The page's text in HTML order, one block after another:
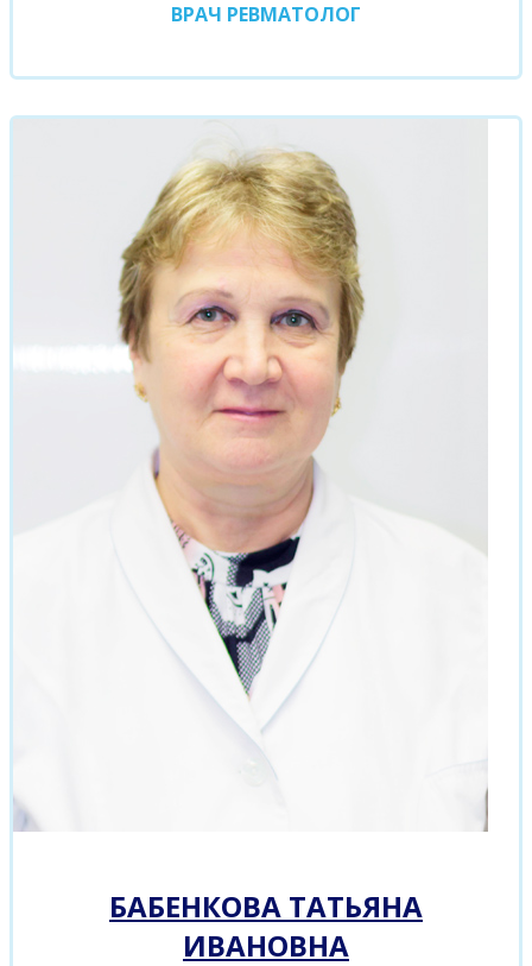
ВРАЧ РЕВМАТОЛОГ
БАБЕНКОВА ТАТЬЯНА
ИВАНОВНА